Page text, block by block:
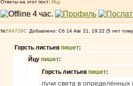
Ответы на этот пост: Йцу
№584726 Добавлено: Сб 14 Авг 21, 19:22 (5 лет
Горсть листьев пишет:
Йцу пишет:
Горсть листьев пишет:
лучи света в